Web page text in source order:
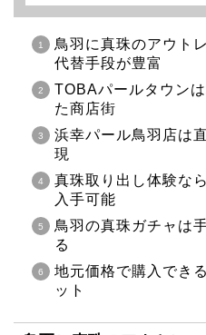
鳥羽に真珠のアウト
代替手段が豊富
TOBAパールタウン
た商店街
浜幸パール鳥羽店は
現
真珠取り出し体験な
入手可能
鳥羽の真珠ガチャは
る
地元価格で購入でき
ット